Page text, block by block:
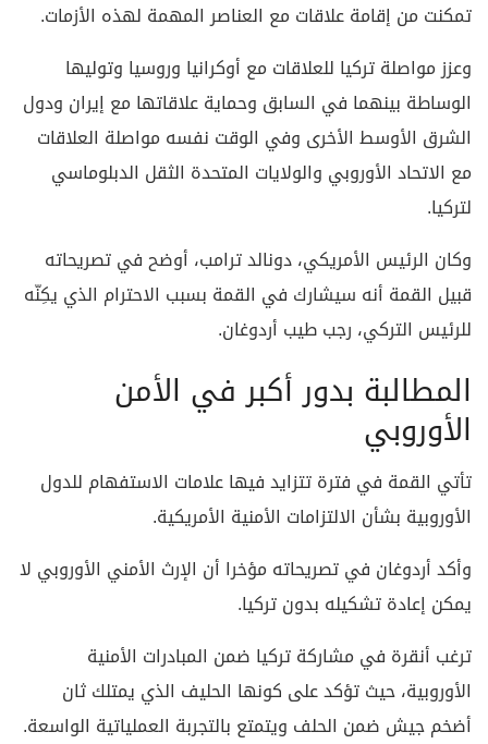
تمكنت من إقامة علاقات مع العناصر المهمة لهذه الأزمات.
وعزز مواصلة تركيا للعلاقات مع أوكرانيا وروسيا وتوليها
الوساطة بينهما في السابق وحماية علاقاتها مع إيران ودول
الشرق الأوسط الأخرى وفي الوقت نفسه مواصلة العلاقات
مع الاتحاد الأوروبي والولايات المتحدة الثقل الدبلوماسي
لتركيا.
وكان الرئيس الأمريكي، دونالد ترامب، أوضح في تصريحاته
قبيل القمة أنه سيشارك في القمة بسبب الاحترام الذي يكِنّه
للرئيس التركي، رجب طيب أردوغان.
المطالبة بدور أكبر في الأمن
الأوروبي
تأتي القمة في فترة تتزايد فيها علامات الاستفهام للدول
الأوروبية بشأن الالتزامات الأمنية الأمريكية.
وأكد أردوغان في تصريحاته مؤخرا أن الإرث الأمني الأوروبي لا
يمكن إعادة تشكيله بدون تركيا.
ترغب أنقرة في مشاركة تركيا ضمن المبادرات الأمنية
الأوروبية، حيث تؤكد على كونها الحليف الذي يمتلك ثان
أضخم جيش ضمن الحلف ويتمتع بالتجربة العملياتية الواسعة.